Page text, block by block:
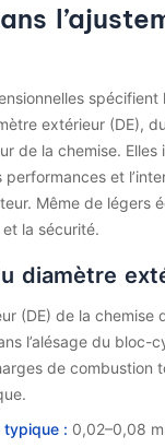
spécifient
extérieur (DE),
de la chemise.
performances et
Même de légers
la sécurité.
diamètre
(DE) de la chemise
l’alésage du bloc-
de combustion
typique : 0,02–0,08